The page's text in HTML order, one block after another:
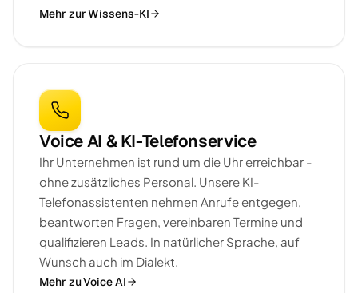
Mehr zur Wissens-KI
Voice AI & KI-Telefonservice
Ihr Unternehmen ist rund um die Uhr erreichbar -
ohne zusätzliches Personal. Unsere KI-
Telefonassistenten nehmen Anrufe entgegen,
beantworten Fragen, vereinbaren Termine und
qualifizieren Leads. In natürlicher Sprache, auf
Wunsch auch im Dialekt.
Mehr zu Voice AI